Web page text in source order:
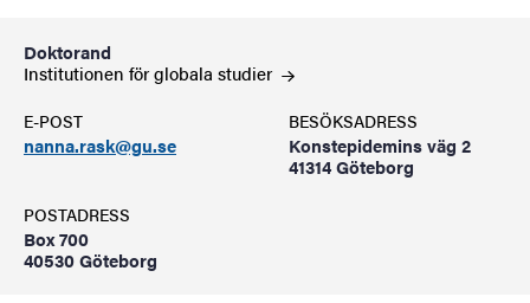
Doktorand
Institutionen för globala studier
E-POST
nanna.rask@gu.se
BESÖKSADRESS
Konstepidemins väg 2
41314 Göteborg
POSTADRESS
Box 700
40530 Göteborg